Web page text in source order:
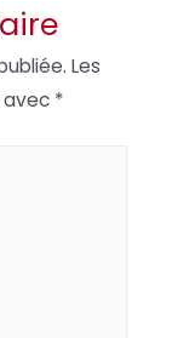
Les
avec *